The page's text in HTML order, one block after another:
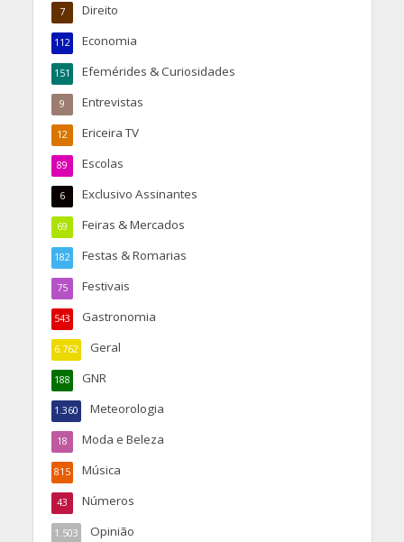
Direito
7
Economia
112
Efemérides & Curiosidades
151
Entrevistas
9
Ericeira TV
12
Escolas
89
Exclusivo Assinantes
6
Feiras & Mercados
69
Festas & Romarias
182
Festivais
75
Gastronomia
543
Geral
6.762
GNR
188
Meteorologia
1.360
Moda e Beleza
18
Música
815
Números
43
Opinião
1.503